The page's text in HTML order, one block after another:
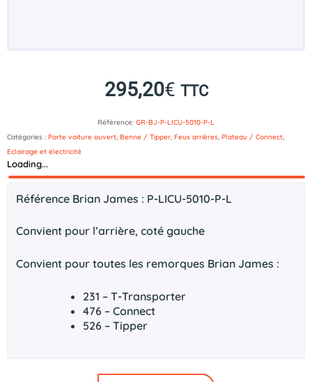
295,20€ TTC
Référence: GR-BJ-P-LICU-5010-P-L
Catégories : Porte voiture ouvert, Benne / Tipper, Feux arrières, Plateau / Connect,
Eclairage et électricité
Loading...
Description
Référence Brian James : P-LICU-5010-P-L
Convient pour l’arrière, coté gauche
Convient pour toutes les remorques Brian James :
231 – T-Transporter
476 – Connect
526 – Tipper